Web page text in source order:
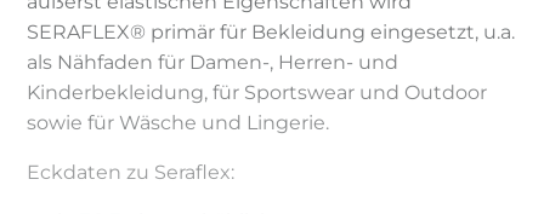
SERAFLEX® primär für Bekleidung eingesetzt, u.a.
als Nähfaden für Damen-, Herren- und
Kinderbekleidung, für Sportswear und Outdoor
sowie für Wäsche und Lingerie.
Eckdaten zu Seraflex: